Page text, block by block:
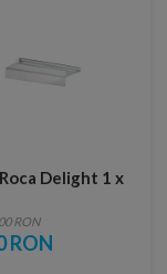
Delight 1 x
RON
RON